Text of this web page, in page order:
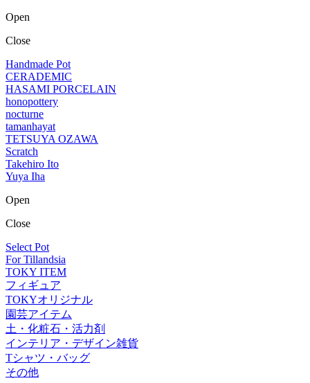
Open
Close
Handmade Pot
CERADEMIC
HASAMI PORCELAIN
honopottery
nocturne
tamanhayat
TETSUYA OZAWA
Scratch
Takehiro Ito
Yuya Iha
Open
Close
Select Pot
For Tillandsia
TOKY ITEM
フィギュア
TOKYオリジナル
園芸アイテム
土・化粧石・活力剤
インテリア・デザイン雑貨
Tシャツ・バッグ
その他